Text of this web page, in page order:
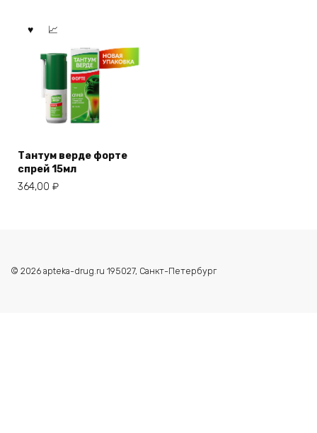
Тантум верде форте
спрей 15мл
364,00 ₽
© 2026 apteka-drug.ru 195027, Санкт-Петербург